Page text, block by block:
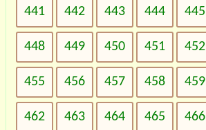
441 442 443 444 445
448 449 450 451 452
455 456 457 458 459
462 463 464 465 466